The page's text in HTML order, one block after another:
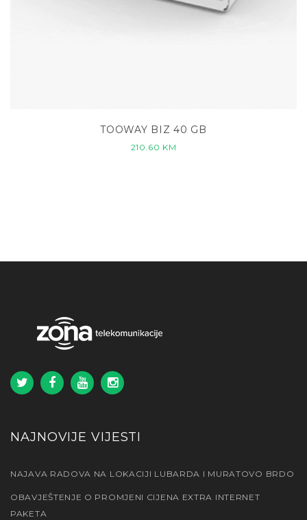
TOOWAY BIZ 40 GB
210.60 KM
NAJNOVIJE VIJESTI
NAJAVA RADOVA NA LOKACIJI LUBARDA I MURATOVO BRDO
OBAVJEŠTENJE O PROMJENI CIJENA EXTRA INTERNET
PAKETA